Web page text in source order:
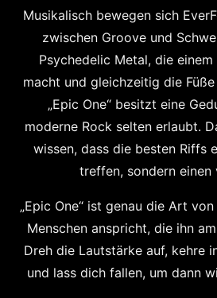
Musikalisch bewegen sich
zwischen Groove und
Psychedelic Metal, die
macht und gleichzeitig die
„Epic One“ besitzt eine
moderne Rock selten erlaubt.
wissen, dass die besten Riffs
treffen, sondern einen
„Epic One“ ist genau die Art
Menschen anspricht, die ihn
Dreh die Lautstärke auf, kehre
und lass dich fallen, um dann